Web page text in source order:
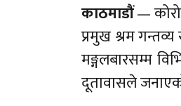
काठमाडौं—
प्रमुख श्रम
मङ्गलबारसम्म
दूतावासले